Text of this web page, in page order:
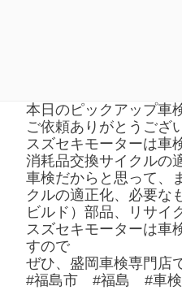
本日のピックアップ車
ご依頼ありがとうござ
スズセキモーターは車
消耗品交換サイクルの
車検だからと思って、
クルの適正化、必要な
ビルド）部品、リサイ
スズセキモーターは車
すので
ぜひ、盛岡車検専門店
#福島市 #福島 #車